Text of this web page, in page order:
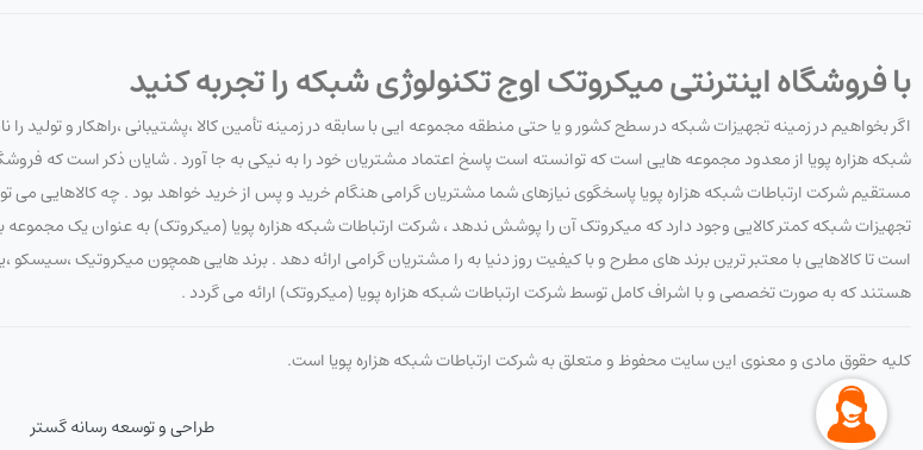
اندازه شبکه: تعداد دستگاه های متصل به شبکه
با توجه به این عوامل می توان تجهیزات جانبی شبکه مناسب را انتخاب کرد.
با فروشگاه اینترنتی میکروتک اوج تکنولوژی شبکه را تجربه کنید
اگر بخواهیم در زمینه تجهیزات شبکه در سطح کشور و یا حتی منطقه مجموعه ایی با سابقه در زمینه تأمین کالا ،پشتیبانی ،راهکار و تولید
شبکه هزاره پویا از معدود مجموعه هایی است که توانسته است پاسخ اعتماد مشتریان خود را به نیکی به جا آورد . شایان ذکر است که
مستقیم شرکت ارتباطات شبکه هزاره پویا پاسخگوی نیازهای شما مشتریان گرامی هنگام خرید و پس از خرید خواهد بود . چه کالاهایی می
تجهیزات شبکه کمتر کالایی وجود دارد که میکروتک آن را پوشش ندهد ، شرکت ارتباطات شبکه هزاره پویا (میکروتک) به عنوان یک مجموعه
است تا کالاهایی با معتبر ترین برند های مطرح و با کیفیت روز دنیا به را مشتریان گرامی ارائه دهد . برند هایی همچون میکروتیک ،سیسکو
هستند که به صورت تخصصی و با اشراف کامل توسط شرکت ارتباطات شبکه هزاره پویا (میکروتک) ارائه می گردد .
کلیه حقوق مادی و معنوی این سایت محفوظ و متعلق به شرکت ارتباطات شبکه هزاره پویا است.
طراحی و توسعه رسانه گستر